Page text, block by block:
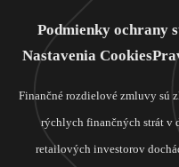
Podmienky ochrany
Nastavenia Cookies
Finančné rozdielové zmluvy sú
rýchlych finančných strát v
retailových investorov